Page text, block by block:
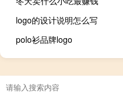
logo的设计说明怎么写
polo衫品牌logo